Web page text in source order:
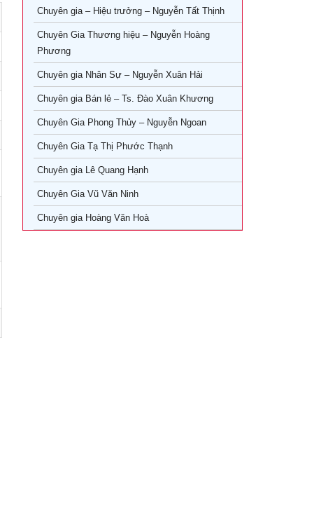
Chuyên gia – Hiệu trưởng – Nguyễn Tất Thịnh
Chuyên Gia Thương hiệu – Nguyễn Hoàng
Phương
Chuyên gia Nhân Sự – Nguyễn Xuân Hải
Chuyên gia Bán lẻ – Ts. Đào Xuân Khương
Chuyên Gia Phong Thủy – Nguyễn Ngoan
Chuyên Gia Tạ Thị Phước Thạnh
Chuyên gia Lê Quang Hạnh
Chuyên Gia Vũ Văn Ninh
Chuyên gia Hoàng Văn Hoà
22/08/2026
06/08/2026
21/08/2026
28/10/2026
14/09/2026